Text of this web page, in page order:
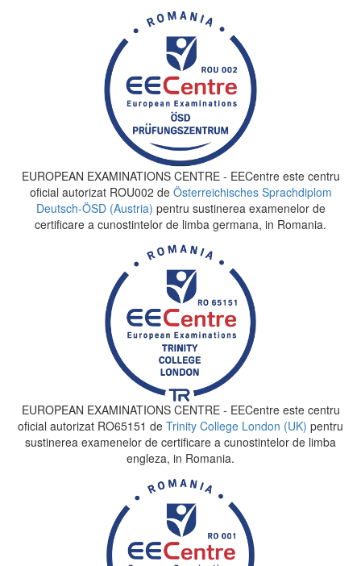
EUROPEAN EXAMINATIONS CENTRE - EECentre este centru
oficial autorizat ROU002 deÖsterreichisches Sprachdiplom
Deutsch-ÖSD (Austria) pentru sustinerea examenelor de
certificare a cunostintelor de limba germana, in Romania.
EUROPEAN EXAMINATIONS CENTRE - EECentre este centru
oficial autorizat RO65151 de Trinity College London (UK) pentru
sustinerea examenelor de certificare a cunostintelor de limba
engleza, in Romania.